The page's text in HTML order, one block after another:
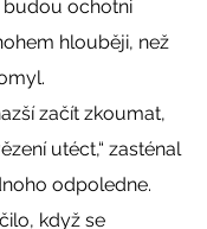
budou ochotni
hlouběji, než
utéct,“ zasténal
odpoledne.